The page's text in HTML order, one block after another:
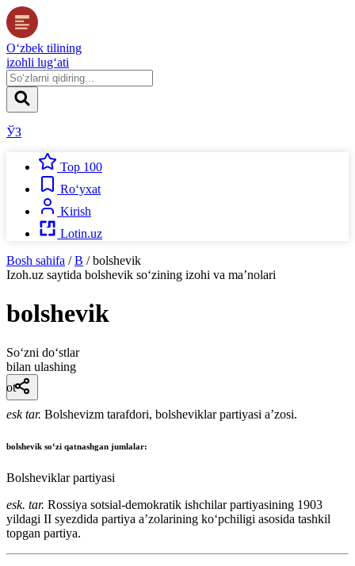
O‘zbek tilining
izohli lug‘ati
ЎЗ
Top 100
Ro‘yxat
Kirish
Lotin.uz
Bosh sahifa / B / bolshevik
Izoh.uz saytida bolshevik so‘zining izohi va ma’nolari
bolshevik
So‘zni do‘stlar
bilan ulashing
ot
esk tar. Bolshevizm tarafdori, bolsheviklar partiyasi aʼzosi.
bolshevik soʻzi qatnashgan jumlalar:
Bolsheviklar partiyasi
esk. tar. Rossiya sotsial-demokratik ishchilar partiyasining 1903
yildagi II syezdida partiya aʼzolarining koʻpchiligi asosida tashkil
topgan partiya.